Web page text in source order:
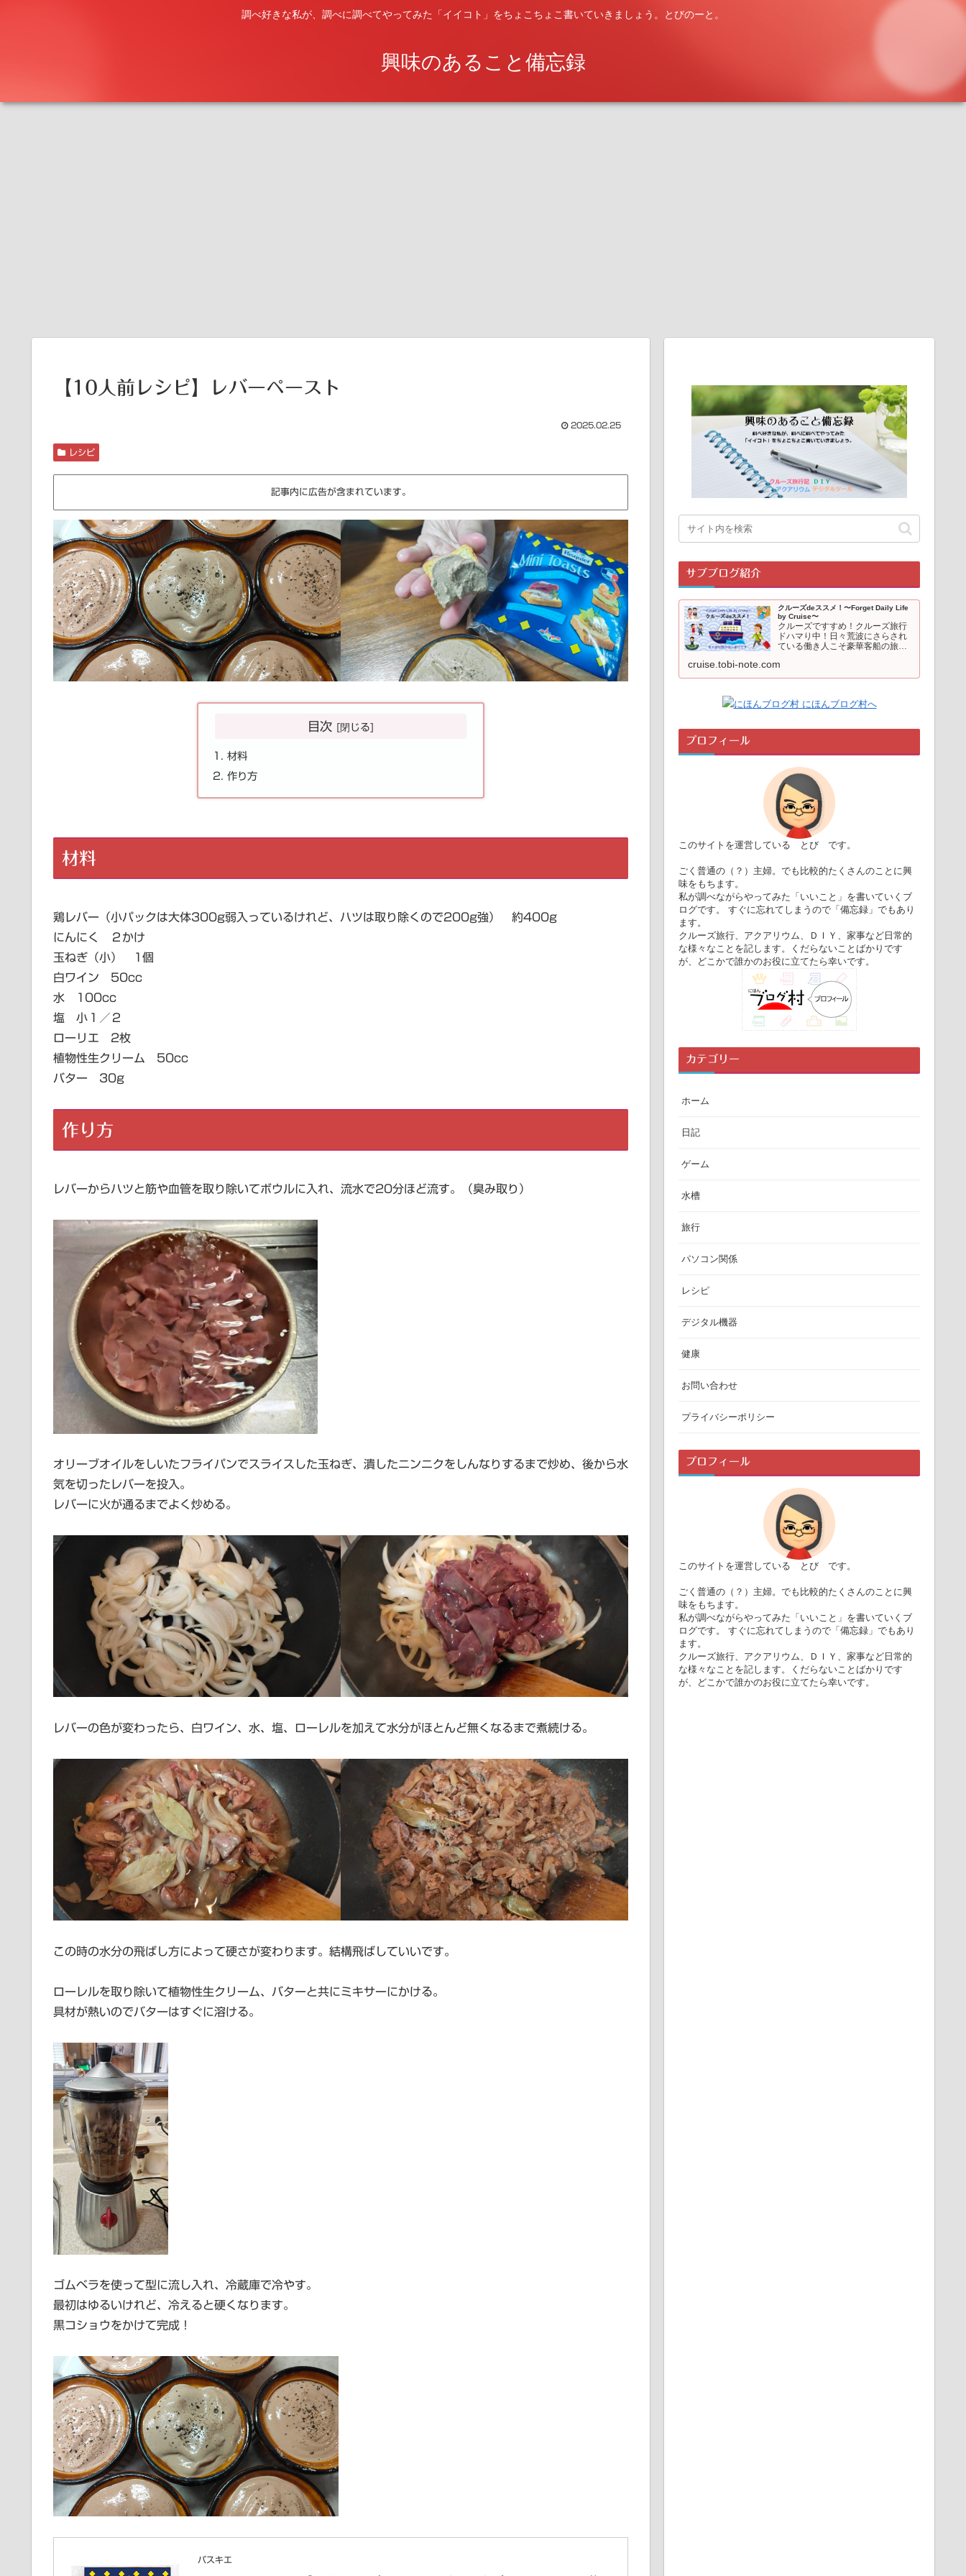
調べ好きな私が、調べに調べてやってみた「イイコト」をちょこちょこ書いていきましょう。とびのーと。
興味のあること備忘録
【10人前レシピ】レバーペースト
2025.02.25
レシピ
記事内に広告が含まれています。
目次
材料
作り方
材料
鶏レバー（小パックは大体300g弱入っているけれど、ハツは取り除くので200g強） 約400g
にんにく ２かけ
玉ねぎ（小） 1個
白ワイン 50cc
水 100cc
塩 小１／２
ローリエ 2枚
植物性生クリーム 50cc
バター 30g
作り方
レバーからハツと筋や血管を取り除いてボウルに入れ、流水で20分ほど流す。（臭み取り）
オリーブオイルをしいたフライパンでスライスした玉ねぎ、潰したニンニクをしんなりするまで炒め、後から水
気を切ったレバーを投入。
レバーに火が通るまでよく炒める。
レバーの色が変わったら、白ワイン、水、塩、ローレルを加えて水分がほとんど無くなるまで煮続ける。
この時の水分の飛ばし方によって硬さが変わります。結構飛ばしていいです。
ローレルを取り除いて植物性生クリーム、バターと共にミキサーにかける。
具材が熱いのでバターはすぐに溶ける。
ゴムベラを使って型に流し入れ、冷蔵庫で冷やす。
最初はゆるいけれど、冷えると硬くなります。
黒コショウをかけて完成！
パスキエ
サブブログ紹介
クルーズdeススメ！〜Forget Daily Life
by Cruise〜
クルーズですすめ！クルーズ旅行
ドハマり中！日々荒波にさらされ
ている働き人こそ豪華客船の旅を
れて英気を養い、陸での生活を頑
張る糧にしましょう。意外にお手
広…
cruise.tobi-note.com
プロフィール
このサイトを運営している とび です。
ごく普通の（？）主婦。でも比較的たくさんのことに興
味をもちます。
私が調べながらやってみた「いいこと」を書いていくブ
ログです。 すぐに忘れてしまうので「備忘録」でもあり
ます。
クルーズ旅行、アクアリウム、ＤＩＹ、家事など日常的
な様々なことを記します。くだらないことばかりです
が、どこかで誰かのお役に立てたら幸いです。
カテゴリー
ホーム
日記
ゲーム
水槽
旅行
パソコン関係
レシピ
デジタル機器
健康
お問い合わせ
プライバシーポリシー
プロフィール
このサイトを運営している とび です。
ごく普通の（？）主婦。でも比較的たくさんのことに興
味をもちます。
私が調べながらやってみた「いいこと」を書いていくブ
ログです。 すぐに忘れてしまうので「備忘録」でもあり
ます。
クルーズ旅行、アクアリウム、ＤＩＹ、家事など日常的
な様々なことを記します。くだらないことばかりです
が、どこかで誰かのお役に立てたら幸いです。